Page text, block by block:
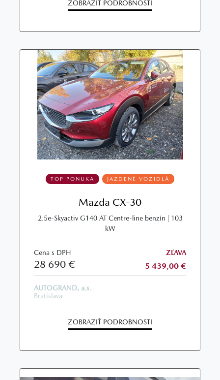
ZOBRAZIŤ PODROBNOSTI
TOP PONUKA JAZDENÉ VOZIDLÁ
Mazda CX-30
2.5e-Skyactiv G140 AT Centre-line benzín | 103
kW
Cena s DPH
28 690 €
ZĽAVA
5 439,00 €
AUTOGRAND, a.s.
Bratislava
ZOBRAZIŤ PODROBNOSTI